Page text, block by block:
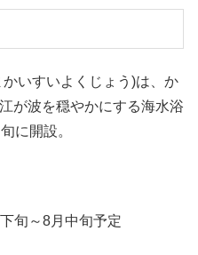
いすいよくじょう)は、か
が波を穏やかにする海水浴
に開設。
旬～8月中旬予定